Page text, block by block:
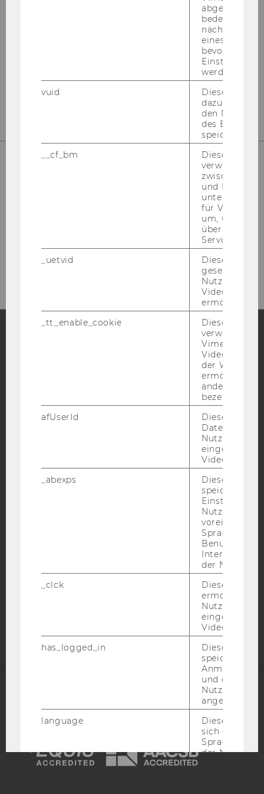
Bitte klicken Sie hier um sich für
den Newsletter anzumelden!
Blog
Bluesky
IMPRESSUM
BARRIEREFREIHEITSERKLÄRUNG WEBSEITE
DATENSCHUTZERKLÄRUNG SOCIAL MEDIA
STUDIENBEWERBER*INNEN UND STUDIERENDE
COOKIE EINSTELLUNGEN
Barrierefreiheitserklärung
EQUIS
abgespielt
bedeutet,
nächsten
eines Vimeo-
bevorzugten
werden.
vuid
Dieser
dazu
den
des
speichern.
__cf_bm
Dieses
verwendet,
zwischen
und Bots zu
für Vimeo
um, um
über die
Service zu
_uetvid
Dieses
gesetzt, um
Nutzung des
Videoplayers
ermöglichen
_tt_enable_cookie
Dieses
verwendet,
Vimeo-
der WU-
ermöglichen
andere nicht
bezeichnete
afUserId
Dieses
Daten von
Videos
_abexps
Dieses Cookie
speichert
Nutzer*in, zB.
Sprache,
der Nutzer*in
_clck
Dieses Cookie
ermöglicht
Nutzung des
Video Players
has_logged_in
Dieses Cookie
speichert
und ob sich
Nutzer*in
angemeldet
language
Dieses
sich die
der